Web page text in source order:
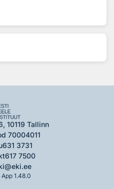
10119 Tallinn
70004011
631 3731
617 7500
1.48.0